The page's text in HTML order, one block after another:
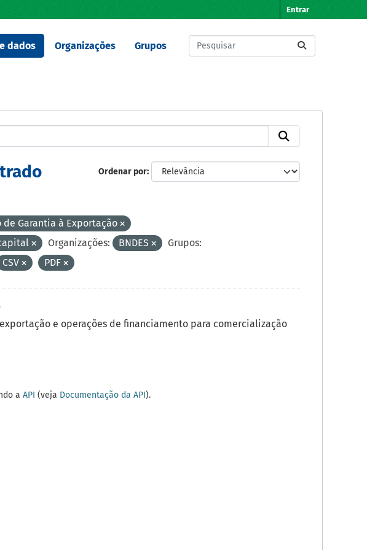
Entrar
dados Organizações Grupos
Ordenar por
de Garantia à Exportação
Organizações: BNDES
Grupos:
CSV PDF
e operações de financiamento para comercialização
a API (veja Documentação da API).